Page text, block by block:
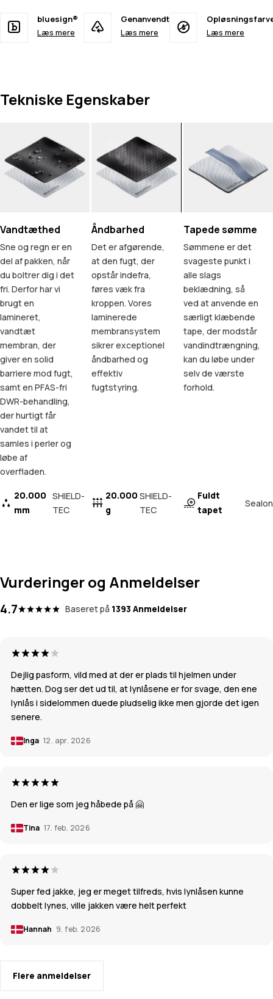
bluesign®
Læs mere
Genanvendt
Læs mere
Læs mere
Tekniske Egenskaber
Vandtæthed
Sne og regn er en
del af pakken, når
du boltrer dig i det
fri. Derfor har vi
brugt en
lamineret,
vandtæt
membran, der
giver en solid
barriere mod fugt,
samt en PFAS-fri
DWR-behandling,
der hurtigt får
vandet til at
samles i perler og
løbe af
overfladen.
20.000
mm
SHIELD-
TEC
Åndbarhed
Det er afgørende,
at den fugt, der
opstår indefra,
føres væk fra
kroppen. Vores
laminerede
membransystem
sikrer exceptionel
åndbarhed og
effektiv
fugtstyring.
20.000
g
SHIELD-
TEC
Tapede sømme
Sømmene er det
svageste punkt i
alle slags
beklædning, så
ved at anvende en
særligt klæbende
tape, der modstår
vandindtrængning,
kan du løbe under
selv de værste
forhold.
Fuldt
tapet
Sealon
Vurderinger og Anmeldelser
4.7 Baseret på 1393 Anmeldelser
Dejlig pasform, vild med at der er plads til hjelmen under
hætten. Dog ser det ud til, at lynlåsene er for svage, den ene
lynlås i sidelommen duede pludselig ikke men gjorde det igen
senere.
Inga 12. apr. 2026
Den er lige som jeg håbede på 🤗
Tina 17. feb. 2026
Super fed jakke, jeg er meget tilfreds, hvis lynlåsen kunne
dobbelt lynes, ville jakken være helt perfekt
Hannah 9. feb. 2026
Flere anmeldelser